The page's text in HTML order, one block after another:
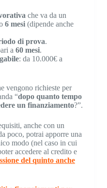
che va da un
6 mesi (dipende anche
di prova.
a 60 mesi.
: da 10.000€ a
vengono richieste per
“dopo quanto tempo
un finanziamento?”.
anche con un
poco, potrai apporre una
modo (nel caso in cui
accedere al credito e
del quinto anche